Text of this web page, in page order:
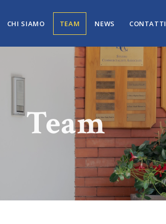
CHI SIAMO TEAM NEWS CONTATTI
Team